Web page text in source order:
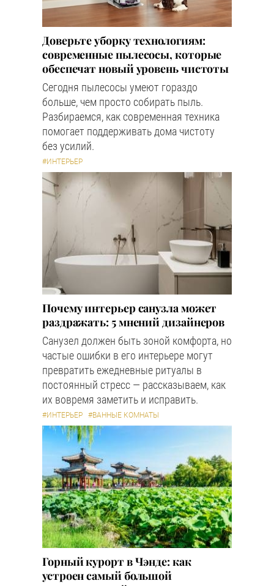
Доверьте уборку технологиям:
современные пылесосы, которые
обеспечат новый уровень чистоты
Сегодня пылесосы умеют гораздо
больше, чем просто собирать пыль.
Разбираемся, как современная техника
помогает поддерживать дома чистоту
без усилий.
#ИНТЕРЬЕР
Почему интерьер санузла может
раздражать: 5 мнений дизайнеров
Санузел должен быть зоной комфорта, но
частые ошибки в его интерьере могут
превратить ежедневные ритуалы в
постоянный стресс — рассказываем, как
их вовремя заметить и исправить.
#ИНТЕРЬЕР #ВАННЫЕ КОМНАТЫ
Горный курорт в Чэнде: как
устроен самый большой